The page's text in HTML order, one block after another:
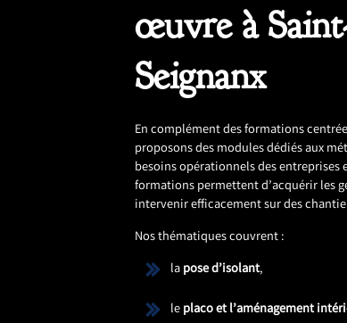
œuvre à
Seignanx
En complément des formations
proposons des modules dédiés aux
besoins opérationnels des
formations permettent d’acquérir les
intervenir efficacement sur des
Nos thématiques couvrent :
lapose d’isolant,
leplaco et l’aménagement